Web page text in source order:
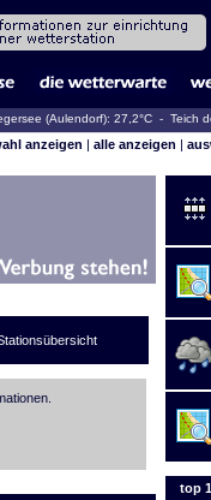
(Aulendorf): 27,2°C - Teich
anzeigen | alle anzeigen |
top